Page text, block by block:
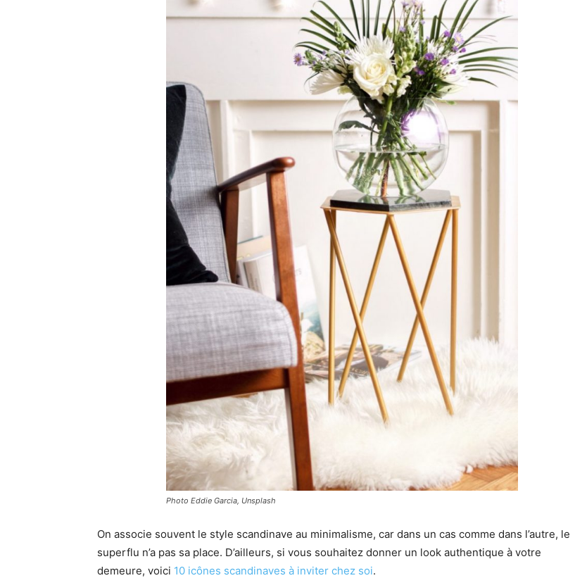
Photo Eddie Garcia, Unsplash
On associe souvent le style scandinave au minimalisme, car dans un cas comme dans l’autre, le
superflu n’a pas sa place. D’ailleurs, si vous souhaitez donner un look authentique à votre
demeure, voici 10 icônes scandinaves à inviter chez soi.